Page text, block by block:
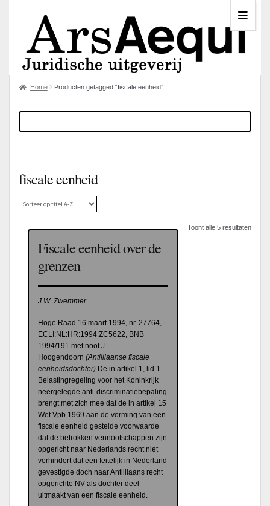
Home Producten getagged “fiscale eenheid”
fiscale eenheid
Toont alle 5 resultaten
Fiscale eenheid over de
grenzen
J.W. Zwemmer
Hoge Raad 16 maart 1994, nr. 27764,
ECLI:NL:HR:1994:ZC5622, BNB
1994/191 met noot J.
Hoogendoorn (Antilliaanse fiscale
eenheidsdochter) De in artikel 1, lid 1
Belastingregeling voor het Koninkrijk
neergelegde anti-discriminatiebepaling
brengt met zich mee dat de in artikel 15
Wet Vpb 1969 aan de vorming van een
fiscale eenheid gestelde voorwaarde
dat de betrokken vennootschappen zijn
opgericht naar Nederlands recht niet
verhindert dat een feitelijk in Nederland
gevestigde doch naar Antilliaans recht
opgerichte NV als dochter deel
uitmaakt van een fiscale eenheid.